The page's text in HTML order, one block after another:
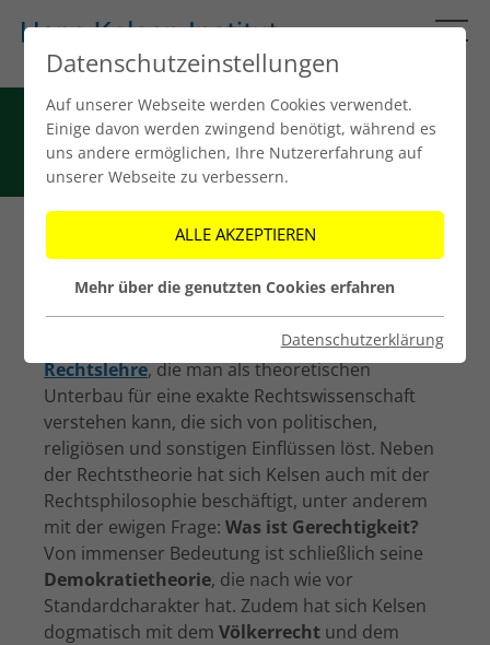
DAS WERK -
ALLGEMEINES
Hans Kelsens Werk ist vielfältig, wird weltweit
rezipiert und hat bis heute nichts an Aktualität
verloren. Das Herzstück seines
wissenschaftlichen Schaffens ist dieReine
Rechtslehre, die man als theoretischen
Unterbau für eine exakte Rechtswissenschaft
verstehen kann, die sich von politischen,
religiösen und sonstigen Einflüssen löst. Neben
der Rechtstheorie hat sich Kelsen auch mit der
Rechtsphilosophie beschäftigt, unter anderem
mit der ewigen Frage: Was ist Gerechtigkeit?
Von immenser Bedeutung ist schließlich seine
Demokratietheorie, die nach wie vor
Standardcharakter hat. Zudem hat sich Kelsen
dogmatisch mit dem Völkerrecht und dem
Datenschutzeinstellungen
Auf unserer Webseite werden Cookies verwendet.
Einige davon werden zwingend benötigt, während es
uns andere ermöglichen, Ihre Nutzererfahrung auf
unserer Webseite zu verbessern.
ALLE AKZEPTIEREN
Mehr über die genutzten Cookies erfahren
Datenschutzerklärung